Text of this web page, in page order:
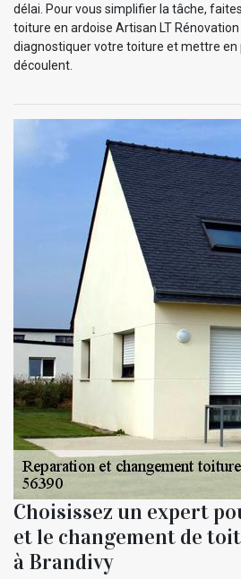
délai. Pour vous simplifier la tâche,
toiture en ardoise Artisan LT
diagnostiquer votre toiture et mettre en
découlent.
Choisissez un expert
et le changement de
à Brandivy